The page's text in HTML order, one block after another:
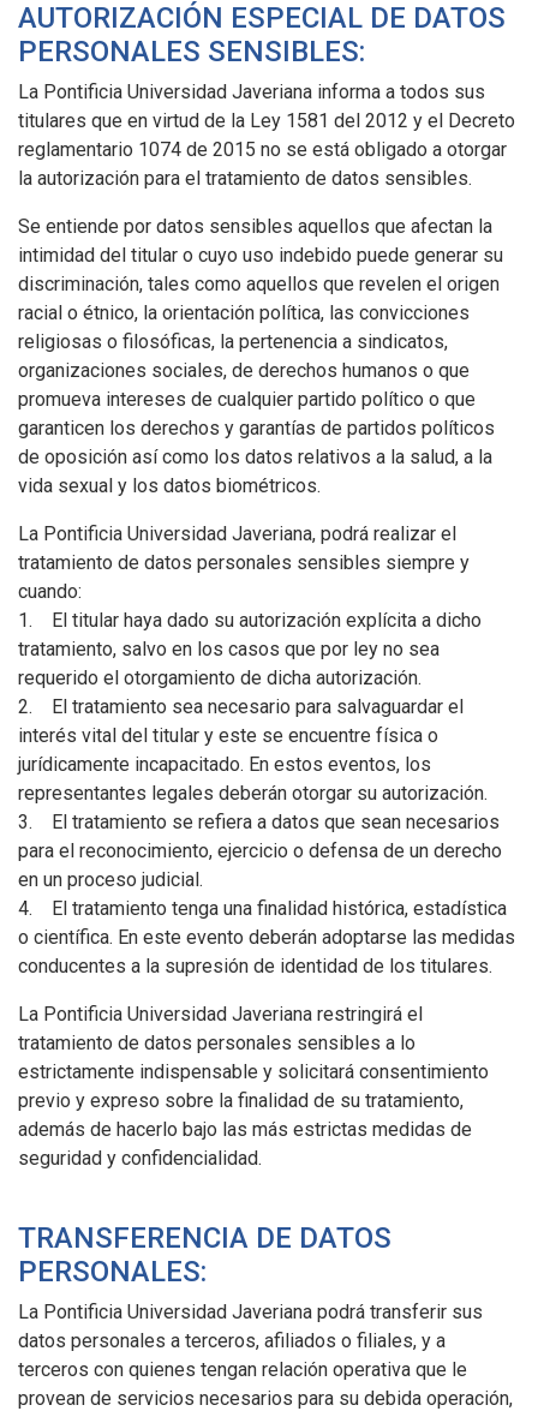
AUTORIZACIÓN ESPECIAL DE DATOS
PERSONALES SENSIBLES:
La Pontificia Universidad Javeriana informa a todos sus
titulares que en virtud de la Ley 1581 del 2012 y el Decreto
reglamentario 1074 de 2015 no se está obligado a otorgar
la autorización para el tratamiento de datos sensibles.
Se entiende por datos sensibles aquellos que afectan la
intimidad del titular o cuyo uso indebido puede generar su
discriminación, tales como aquellos que revelen el origen
racial o étnico, la orientación política, las convicciones
religiosas o filosóficas, la pertenencia a sindicatos,
organizaciones sociales, de derechos humanos o que
promueva intereses de cualquier partido político o que
garanticen los derechos y garantías de partidos políticos
de oposición así como los datos relativos a la salud, a la
vida sexual y los datos biométricos.
La Pontificia Universidad Javeriana, podrá realizar el
tratamiento de datos personales sensibles siempre y
cuando:
1. El titular haya dado su autorización explícita a dicho
tratamiento, salvo en los casos que por ley no sea
requerido el otorgamiento de dicha autorización.
2. El tratamiento sea necesario para salvaguardar el
interés vital del titular y este se encuentre física o
jurídicamente incapacitado. En estos eventos, los
representantes legales deberán otorgar su autorización.
3. El tratamiento se refiera a datos que sean necesarios
para el reconocimiento, ejercicio o defensa de un derecho
en un proceso judicial.
4. El tratamiento tenga una finalidad histórica, estadística
o científica. En este evento deberán adoptarse las medidas
conducentes a la supresión de identidad de los titulares.
La Pontificia Universidad Javeriana restringirá el
tratamiento de datos personales sensibles a lo
estrictamente indispensable y solicitará consentimiento
previo y expreso sobre la finalidad de su tratamiento,
además de hacerlo bajo las más estrictas medidas de
seguridad y confidencialidad.
TRANSFERENCIA DE DATOS
PERSONALES:
La Pontificia Universidad Javeriana podrá transferir sus
datos personales a terceros, afiliados o filiales, y a
terceros con quienes tengan relación operativa que le
provean de servicios necesarios para su debida operación,